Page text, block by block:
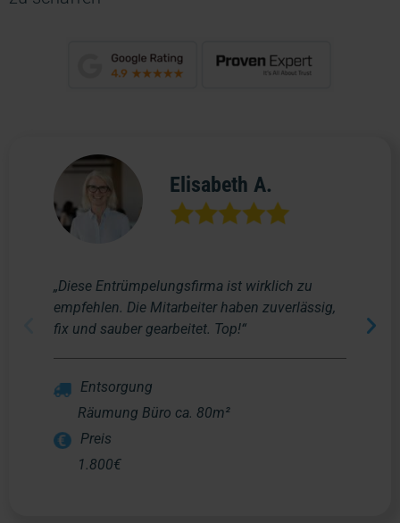
„Diese Entrümpelungsfirma ist wirklich zu
empfehlen. Die Mitarbeiter haben zuverlässig,
fix und sauber gearbeitet. Top!“
Entsorgung
Räumung Büro ca. 80m²
Preis
1.800€
Elisabeth A.